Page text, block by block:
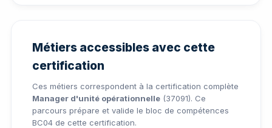
Métiers accessibles avec cette
certification
Ces métiers correspondent à la certification complète
Manager d'unité opérationnelle (37091). Ce
parcours prépare et valide le bloc de compétences
BC04 de cette certification.